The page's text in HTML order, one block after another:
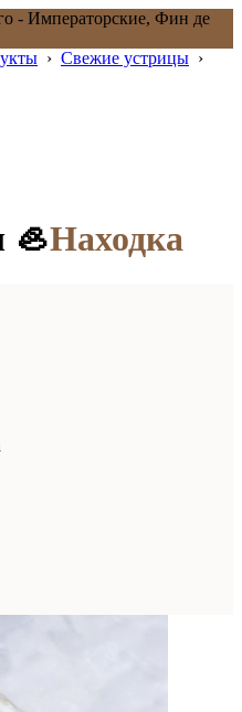
- Императорские, Фин де
› Свежие устрицы ›
🦪Находка